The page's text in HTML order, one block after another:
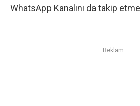
WhatsApp Kanalını da takip
Reklam